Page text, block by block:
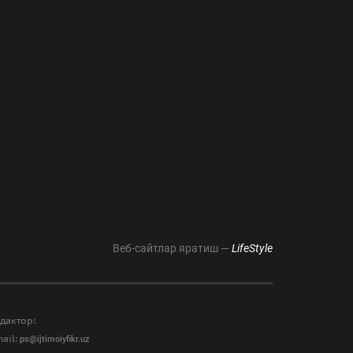
Веб-сайтлар яратиш — LifeStyle
ps@ijtimoiyfikr.uz